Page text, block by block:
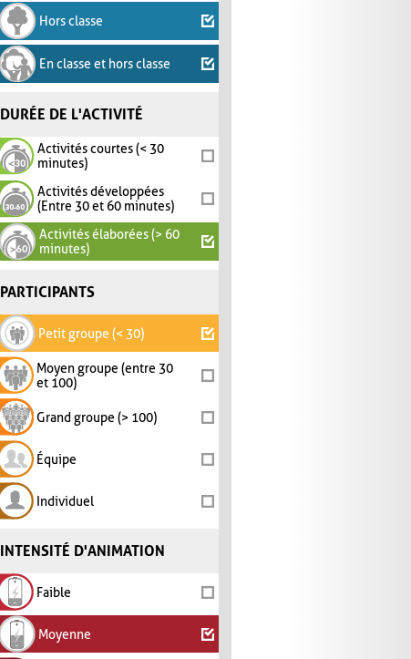
Hors classe
En classe et hors classe
DURÉE DE L'ACTIVITÉ
Activités courtes (< 30
minutes)
Activités développées
(Entre 30 et 60 minutes)
Activités élaborées (> 60
minutes)
PARTICIPANTS
Petit groupe (< 30)
Moyen groupe (entre 30
et 100)
Grand groupe (> 100)
Équipe
Individuel
INTENSITÉ D'ANIMATION
Faible
Moyenne